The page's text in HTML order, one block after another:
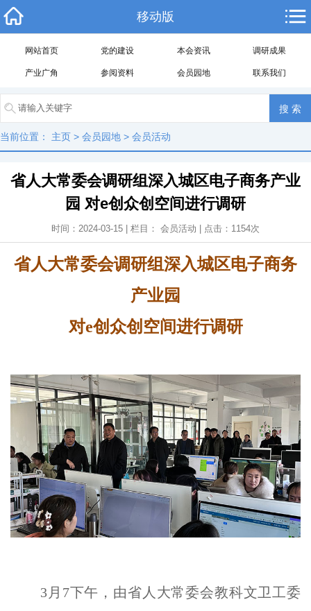
移动版
网站首页 党的建设 本会资讯 调研成果
产业广角 参阅资料 会员园地 联系我们
当前位置： 主页 > 会员园地 > 会员活动
省人大常委会调研组深入城区电子商务产业
园 对e创众创空间进行调研
时间：2024-03-15 | 栏目： 会员活动 | 点击： 1154次
省人大常委会调研组深入城区电子商务
产业园
对e创众创空间进行调研
3月7下午，由省人大常委会教科文卫工委